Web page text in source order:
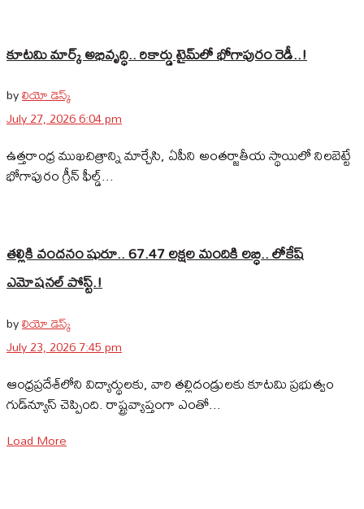
కూటమి మార్క్ అభివృద్ధి.. రికార్డు టైమ్‌లో భోగాపురం రెడీ..!
byలియో డెస్క్
July 27, 2026 6:04 pm
ఉత్తరాంధ్ర ముఖచిత్రాన్ని మార్చేసి, ఏపీని అంతర్జాతీయ స్థాయిలో నిలబెట్టే
భోగాపురం గ్రీన్ ఫీల్డ్...
తల్లికి వందనం షురూ.. 67.47 లక్షల మందికి లబ్ధి.. లోకేష్‌
ఎమోషనల్ పోస్ట్‌.!
byలియో డెస్క్
July 23, 2026 7:45 pm
ఆంధ్రప్రదేశ్‌లోని విద్యార్థులకు, వారి తల్లిదండ్రులకు కూటమి ప్రభుత్వం
గుడ్‌న్యూస్ చెప్పింది. రాష్ట్రవ్యాప్తంగా ఎంతో...
Load More